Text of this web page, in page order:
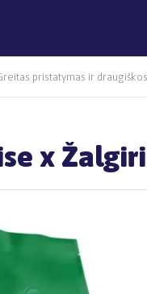
pristatymas ir
x